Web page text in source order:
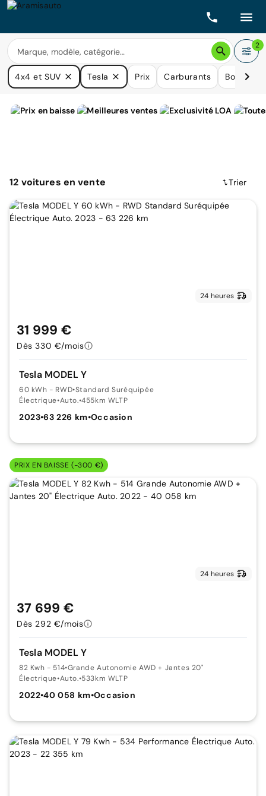
2
4x4 et SUV Tesla Prix Carburants Boîtes
12 voitures en vente Trier
24 heures
Tesla MODEL Y
60 kWh - RWD•Standard Suréquipée
Électrique•Auto.•455km WLTP
2023•63 226 km•Occasion
31 999 €
Dès 330 €/mois
PRIX EN BAISSE (-300 €)
24 heures
Tesla MODEL Y
82 Kwh - 514•Grande Autonomie AWD + Jantes 20"
Électrique•Auto.•533km WLTP
2022•40 058 km•Occasion
37 699 €
Dès 292 €/mois